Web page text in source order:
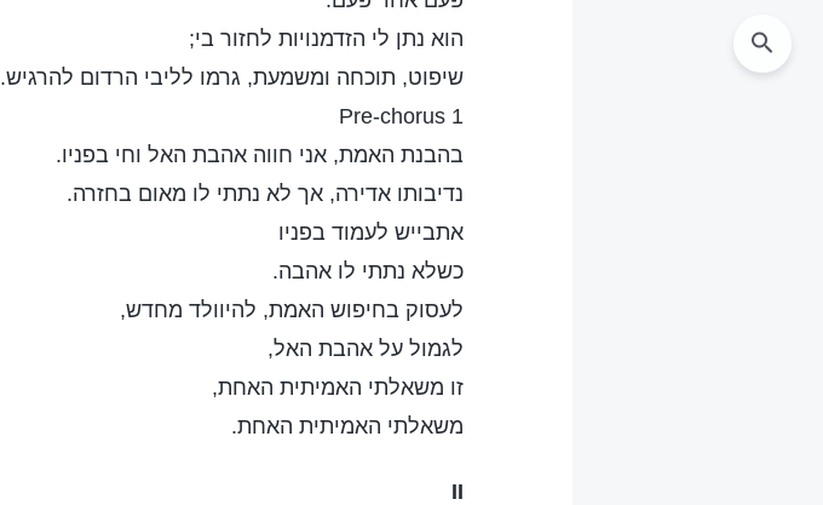
הוא נתן לי הזדמנויות לחזור בי;
שיפוט, תוכחה ומשמעת, גרמו לליבי הרדום להרגיש.
Pre-chorus 1
בהבנת האמת, אני חווה אהבת האל וחי בפניו.
נדיבותו אדירה, אך לא נתתי לו מאום בחזרה.
אתבייש לעמוד בפניו
כשלא נתתי לו אהבה.
לעסוק בחיפוש האמת, להיוולד מחדש,
לגמול על אהבת האל,
זו משאלתי האמיתית האחת,
משאלתי האמיתית האחת.
II